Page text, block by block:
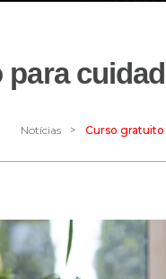
Notícias > Curso gratuito